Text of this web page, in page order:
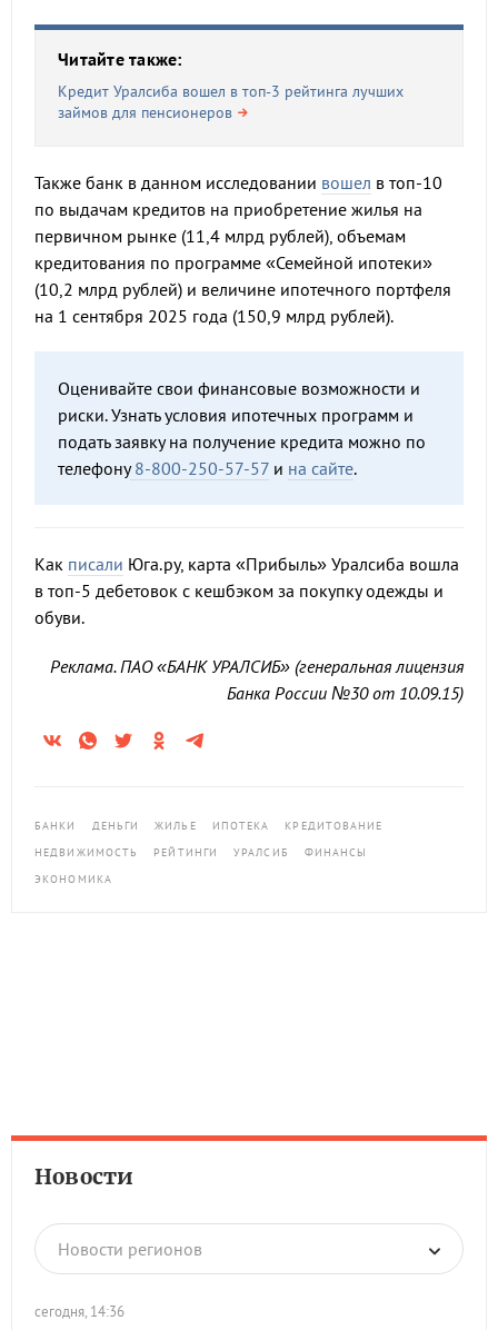
Читайте также:
Кредит Уралсиба вошел в топ-3 рейтинга лучших
займов для пенсионеров
Также банк в данном исследовании вошел в топ-10
по выдачам кредитов на приобретение жилья на
первичном рынке (11,4 млрд рублей), объемам
кредитования по программе «Семейной ипотеки»
(10,2 млрд рублей) и величине ипотечного портфеля
на 1 сентября 2025 года (150,9 млрд рублей).
Оценивайте свои финансовые возможности и
риски. Узнать условия ипотечных программ и
подать заявку на получение кредита можно по
телефону8-800-250-57-57 и на сайте.
Как писали Юга.ру, карта «Прибыль» Уралсиба вошла
в топ-5 дебетовок с кешбэком за покупку одежды и
обуви.
Реклама. ПАО «БАНК УРАЛСИБ» (генеральная лицензия
Банка России №30 от 10.09.15)
БАНКИ ДЕНЬГИ ЖИЛЬЕ ИПОТЕКА
КРЕДИТОВАНИЕ
НЕДВИЖИМОСТЬ
РЕЙТИНГИ УРАЛСИБ
ФИНАНСЫ
ЭКОНОМИКА
Новости
Новости регионов
сегодня, 14:36